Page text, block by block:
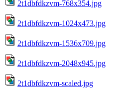
2t1dbfdkzvm-768x354.jpg
2t1dbfdkzvm-1024x473.jpg
2t1dbfdkzvm-1536x709.jpg
2t1dbfdkzvm-2048x945.jpg
2t1dbfdkzvm-scaled.jpg